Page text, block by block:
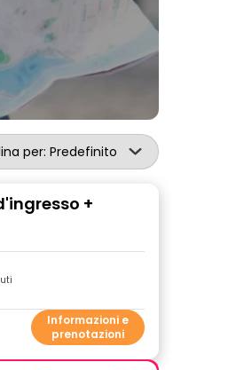
per: Predefinito
+
Informazioni e
prenotazioni